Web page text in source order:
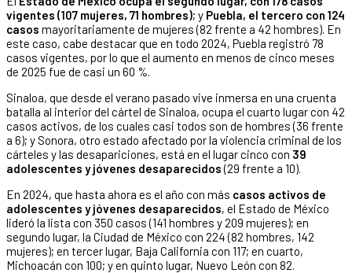
vigentes (107 mujeres, 71 hombres); y Puebla, el tercero con 124
casos mayoritariamente de mujeres (82 frente a 42 hombres). En
este caso, cabe destacar que en todo 2024, Puebla registró 78
casos vigentes, por lo que el aumento en menos de cinco meses
de 2025 fue de casi un 60 %.
Sinaloa, que desde el verano pasado vive inmersa en una cruenta
batalla al interior del cártel de Sinaloa, ocupa el cuarto lugar con 42
casos activos, de los cuales casi todos son de hombres (36 frente
a 6); y Sonora, otro estado afectado por la violencia criminal de los
cárteles y las desapariciones, está en el lugar cinco con 39
adolescentes y jóvenes desaparecidos(29 frente a 10).
En 2024, que hasta ahora es el año con más casos activos de
adolescentes y jóvenes desaparecidos, el Estado de México
lideró la lista con 350 casos (141 hombres y 209 mujeres); en
segundo lugar, la Ciudad de México con 224 (82 hombres, 142
mujeres); en tercer lugar, Baja California con 117; en cuarto,
Michoacán con 100; y en quinto lugar, Nuevo León con 82.